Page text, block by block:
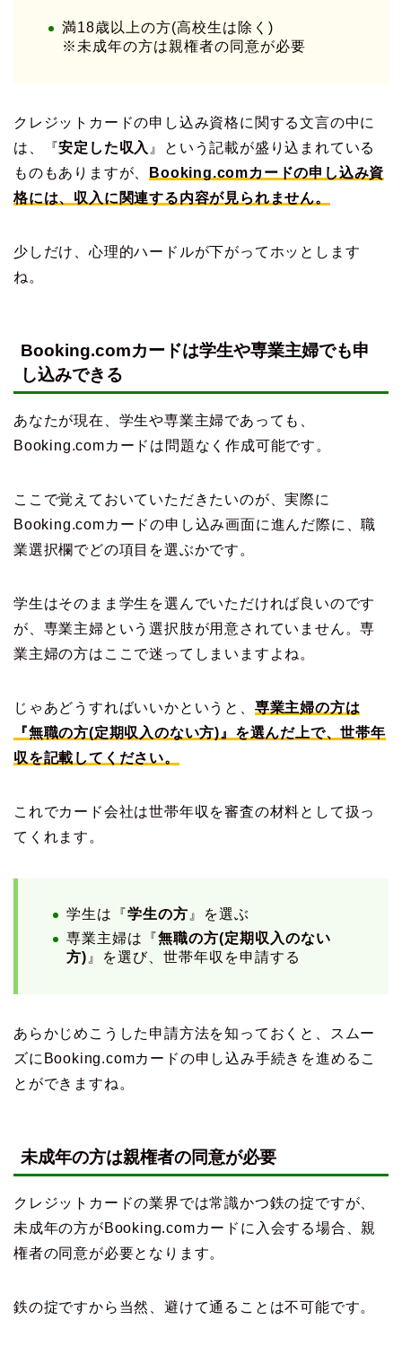
満18歳以上の方(高校生は除く)
※未成年の方は親権者の同意が必要
クレジットカードの申し込み資格に関する文言の中に
は、『安定した収入 』という記載が盛り込まれている
ものもありますが、
Booking.comカードの申し込み資
格には、収入に関連する内容が見られません。
少しだけ、心理的ハードルが下がってホッとします
ね。
Booking.comカードは学生や専業主婦でも申
し込みできる
あなたが現在、学生や専業主婦であっても、
Booking.comカードは問題なく作成可能です。
ここで覚えておいていただきたいのが、実際に
Booking.comカードの申し込み画面に進んだ際に、職
業選択欄でどの項目を選ぶかです。
学生はそのまま学生を選んでいただければ良いのです
が、専業主婦という選択肢が用意されていません。専
業主婦の方はここで迷ってしまいますよね。
じゃあどうすればいいかというと、 専業主婦の方は
『無職の方(定期収入のない方)』を選んだ上で、世帯年
収を記載してください。
これでカード会社は世帯年収を審査の材料として扱っ
てくれます。
学生は『学生の方 』を選ぶ
専業主婦は『無職の方(定期収入のない
方) 』を選び、世帯年収を申請する
あらかじめこうした申請方法を知っておくと、スムー
ズにBooking.comカードの申し込み手続きを進めるこ
とができますね。
未成年の方は親権者の同意が必要
クレジットカードの業界では常識かつ鉄の掟ですが、
未成年の方がBooking.comカードに入会する場合、親
権者の同意が必要となります。
鉄の掟ですから当然、避けて通ることは不可能です。